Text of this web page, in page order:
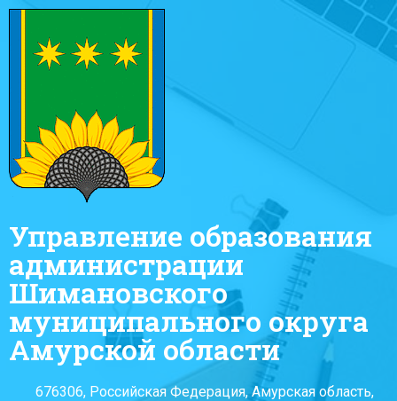
Управление образования
администрации
Шимановского
муниципального округа
Амурской области
676306, Российская Федерация, Амурская область,